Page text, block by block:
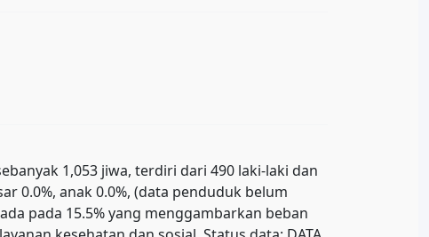
1,053 jiwa, terdiri dari 490 laki-laki dan
0.0%, anak 0.0%, (data penduduk belum
pada 15.5% yang menggambarkan beban